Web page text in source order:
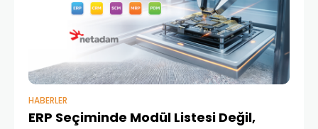
HABERLER
ERP Seçiminde Modül Listesi Değil,